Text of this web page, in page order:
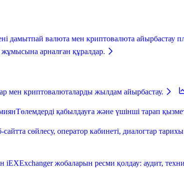
дамытпай валюта мен криптовалюта айырбастау
жұмысына арналған құралдар.
мен криптовалюталарды жылдам айырбастау.
Төлемдерді қабылдауға және үшінші тарап
сайтта сөйлесу, оператор кабинеті, диалогтар
iEXExchanger жобаларын ресми қолдау: аудит,